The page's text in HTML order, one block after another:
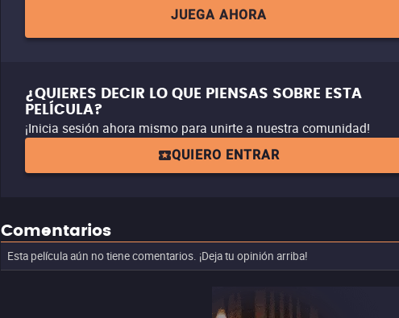
JUEGA AHORA
¿QUIERES DECIR LO QUE PIENSAS SOBRE ESTA
PELÍCULA?
¡Inicia sesión ahora mismo para unirte a nuestra comunidad!
QUIERO ENTRAR
Comentarios
Esta película aún no tiene comentarios. ¡Deja tu opinión arriba!